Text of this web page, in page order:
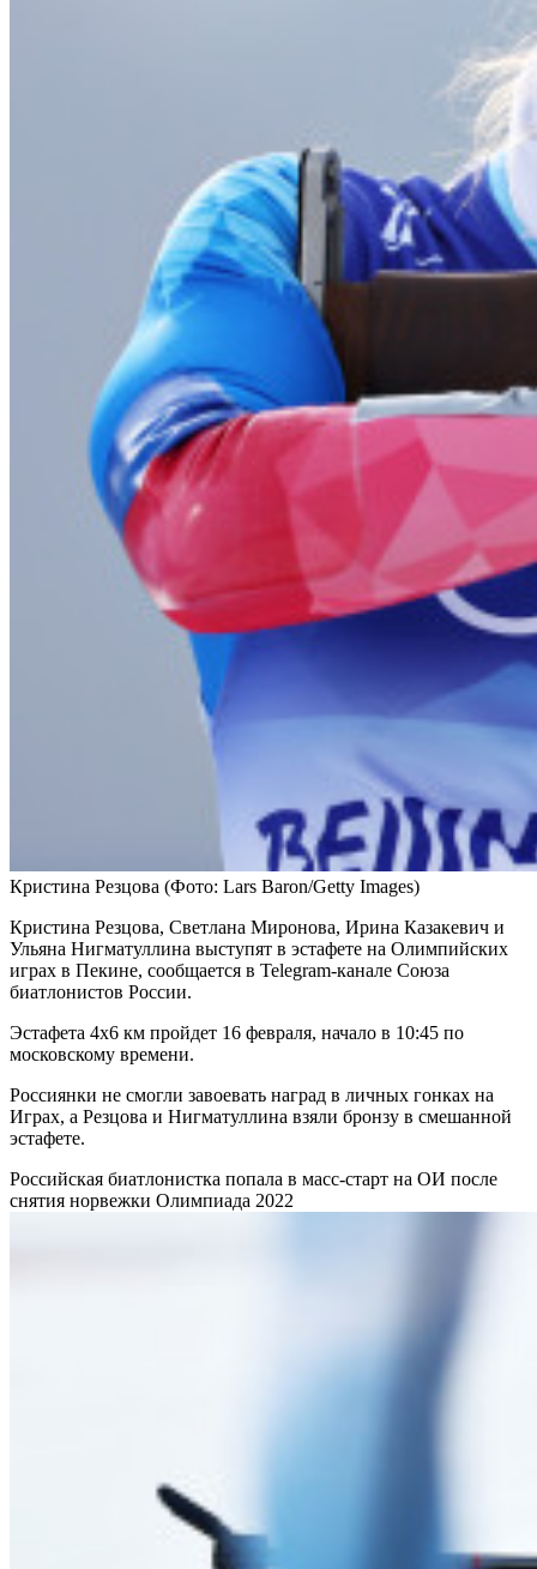
Кристина Резцова (Фото: Lars Baron/Getty Images)
Кристина Резцова, Светлана Миронова, Ирина Казакевич и
Ульяна Нигматуллина выступят в эстафете на Олимпийских
играх в Пекине, сообщается в Telegram-канале Союза
биатлонистов России.
Эстафета 4х6 км пройдет 16 февраля, начало в 10:45 по
московскому времени.
Россиянки не смогли завоевать наград в личных гонках на
Играх, а Резцова и Нигматуллина взяли бронзу в смешанной
эстафете.
Российская биатлонистка попала в масс-старт на ОИ после
снятия норвежки Олимпиада 2022